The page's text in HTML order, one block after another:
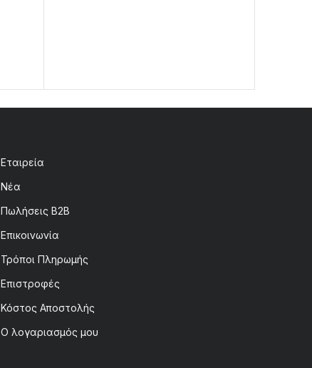
Εταιρεία
Νέα
Πωλήσεις B2B
Επικοινωνία
Τρόποι Πληρωμής
Επιστροφές
Κόστος Αποστολής
Ο λογαριασμός μου